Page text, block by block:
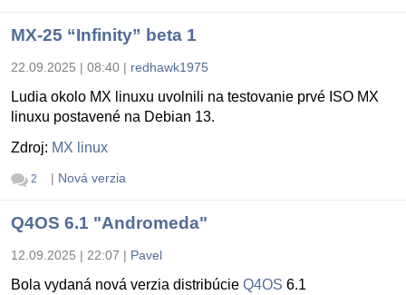
MX-25 “Infinity” beta 1
22.09.2025 | 08:40 | redhawk1975
Ludia okolo MX linuxu uvolnili na testovanie prvé ISO MX
linuxu postavené na Debian 13.
Zdroj: MX linux
2 | Nová verzia
Q4OS 6.1 "Andromeda"
12.09.2025 | 22:07 | Pavel
Bola vydaná nová verzia distribúcie Q4OS 6.1